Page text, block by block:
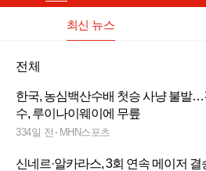
최신 뉴스
전체
한국, 농심백산수배 첫승 사냥 불발
수, 루이나이웨이에 무릎
334일 전 MHN스포츠
신네르·알카라스, 3회 연속 메이저 결